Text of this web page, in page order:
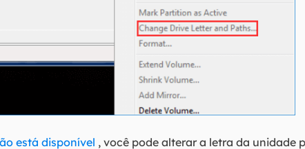
está disponível , você pode alterar a letra da unidade